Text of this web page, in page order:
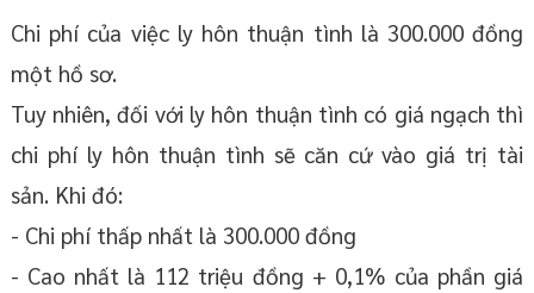
Chi phí của việc ly hôn thuận tình là 300.000 đồng
một hồ sơ.
Tuy nhiên, đối với ly hôn thuận tình có giá ngạch thì
chi phí ly hôn thuận tình sẽ căn cứ vào giá trị tài
sản. Khi đó:
- Chi phí thấp nhất là 300.000 đồng
- Cao nhất là 112 triệu đồng + 0,1% của phần giá